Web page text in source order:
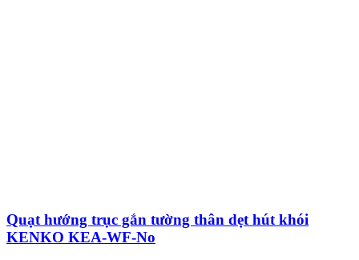
Quạt hướng trục gắn tường thân dẹt hút khói
KENKO KEA-WF-No